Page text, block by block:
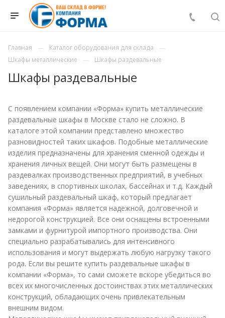
Главная
Каталог оборудования для склада
Шкафы металлические
Шкафы раздевальные
Шкафы раздевальные
С появлением компании «Форма» купить металлические
раздевальные шкафы в Москве стало не сложно. В
каталоге этой компании представлено множество
разновидностей таких шкафов. Подобные металлические
изделия предназначены для хранения сменной одежды и
хранения личных вещей. Они могут быть размещены в
раздевалках производственных предприятий, в учебных
заведениях, в спортивных школах, бассейнах и т.д. Каждый
сушильный раздевальный шкаф, который предлагает
компания «Форма» является надежной, долговечной и
недорогой конструкцией. Все они оснащены встроенными
замками и фурнитурой импортного производства. Они
специально разрабатывались для интенсивного
использования и могут выдержать любую нагрузку такого
рода. Если вы решите купить раздевальные шкафы в
компании «Форма», то сами сможете вскоре убедиться во
всех их многочисленных достоинствах этих металлических
конструкций, обладающих очень привлекательным
внешним видом.